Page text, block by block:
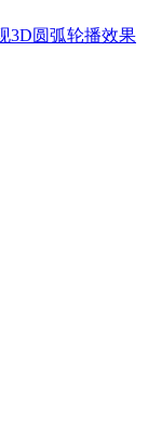
3D圆弧轮播效果